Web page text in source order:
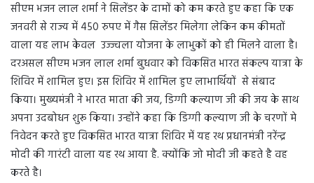
सीएम भजन लाल शर्मा ने सिलेंडर के दामों को कम करते हुए कहा कि एक
जनवरी से राज्य में 450 रुपए में गैस सिलेंडर मिलेगा लेकिन कम कीमतों
वाला यह लाभ केवल उज्ज्वला योजना के लाभुकों को ही मिलने वाला है।
दरअसल सीएम भजन लाल शर्मा बुधवार को विकसित भारत संकल्प यात्रा के
शिविर में शामिल हुए। इस शिविर में शामिल हुए लाभार्थियों से संबाद
किया। मुख्यमंत्री ने भारत माता की जय, डिग्गी कल्याण जी की जय के साथ
अपना उदबोधन शुरू किया। उन्होंने कहा कि डिग्गी कल्याण जी के चरणों मे
निवेदन करते हुए विकसित भारत यात्रा शिविर में यह रथ प्रधानमंत्री नरेंन्द्र
मोदी की गारंटी वाला यह रथ आया है. क्योंकि जो मोदी जी कहते है वह
करते है।